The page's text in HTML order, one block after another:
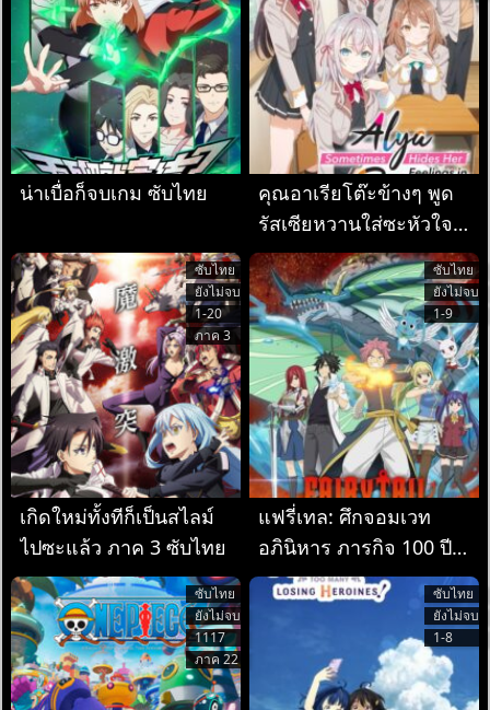
น่าเบื่อก็จบเกม ซับไทย
คุณอาเรียโต๊ะข้างๆ พูด
รัสเซียหวานใส่ซะหัวใจ
จะวาย ซับไทย
ซับไทย
ยังไม่จบ
1-20
ภาค 3
เกิดใหม่ทั้งทีก็เป็นสไลม์
ไปซะแล้ว ภาค 3 ซับไทย
ซับไทย
ยังไม่จบ
1-9
แฟรี่เทล: ศึกจอมเวท
อภินิหาร ภารกิจ 100 ปี
ซับไทย
ซับไทย
ยังไม่จบ
1117
ภาค 22
ซับไทย
ยังไม่จบ
1-8